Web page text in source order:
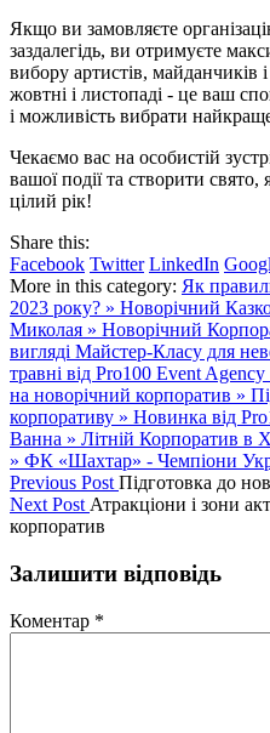
Якщо ви замовляєте
заздалегідь, ви отримуєте
вибору артистів,
жовтні і листопаді - це ваш
і можливість вибрати
Чекаємо вас на особистій
вашої події та створити
цілий рік!
Share this:
Facebook Twitter LinkedIn
More in this category: Як
2023 року? » Новорічний
Миколая » Новорічний
вигляді Майстер-Класу для
травні від Pro100 Event Agency
на новорічний корпоратив »
корпоративу » Новинка від
Ванна » Літній Корпоратив в
» ФК «Шахтар» - Чемпіони
Previous Post Підготовка до
Next Post Атракціони і зони
корпоратив
Залишити відповідь
Коментар *